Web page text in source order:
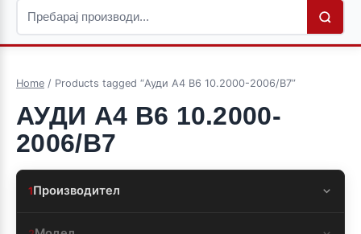
Home / Products tagged “Ауди А4 B6 10.2000-2006/B7”
АУДИ А4 B6 10.2000-
2006/B7
1Производител